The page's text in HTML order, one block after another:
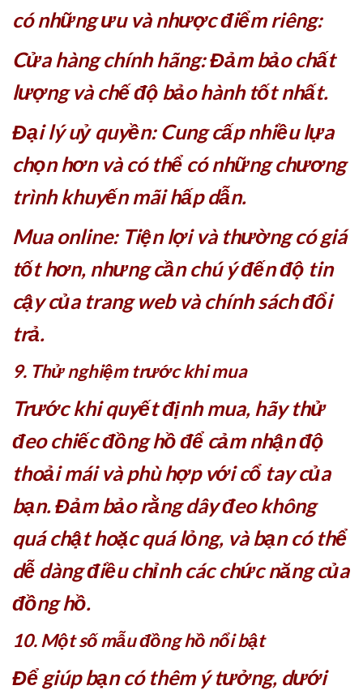
có những ưu và nhược điểm riêng:
Cửa hàng chính hãng: Đảm bảo chất
lượng và chế độ bảo hành tốt nhất.
Đại lý uỷ quyền: Cung cấp nhiều lựa
chọn hơn và có thể có những chương
trình khuyến mãi hấp dẫn.
Mua online: Tiện lợi và thường có giá
tốt hơn, nhưng cần chú ý đến độ tin
cậy của trang web và chính sách đổi
trả.
9. Thử nghiệm trước khi mua
Trước khi quyết định mua, hãy thử
đeo chiếc đồng hồ để cảm nhận độ
thoải mái và phù hợp với cổ tay của
bạn. Đảm bảo rằng dây đeo không
quá chật hoặc quá lỏng, và bạn có thể
dễ dàng điều chỉnh các chức năng của
đồng hồ.
10. Một số mẫu đồng hồ nổi bật
Để giúp bạn có thêm ý tưởng, dưới